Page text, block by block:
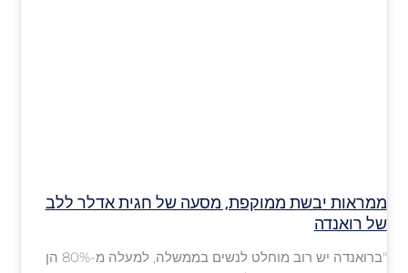
ממראות יבשת ממוקפת, מסעה של חגית אדלר ללב
של רואנדה
"ברואנדה יש רוב מוחלט לנשים בממשלה, למעלה מ-80% הן